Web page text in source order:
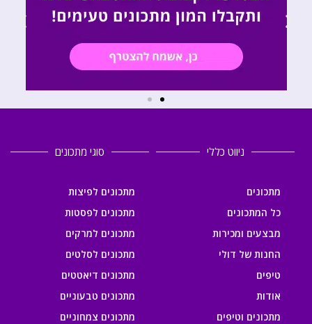
ניווט כללי
מתכונים
כל המתכונים
מבצעים ומכירות
החנות של דולי
טיפים
אודות
מתכונים וטיפים
סוגי מתכונים
מתכונים לפיצות
מתכונים לפסטות
מתכונים למרקים
מתכונים לסלטים
מתכונים דיאטטים
מתכונים טבעוניים
מתכונים צמחוניים